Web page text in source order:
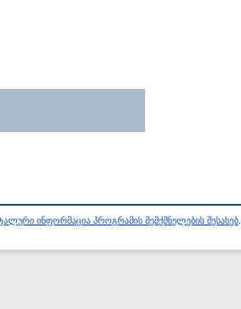
ინფორმაცია პროგრამის შემქმნელების შესახებ.